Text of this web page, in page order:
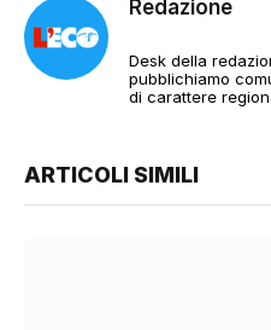
Redazione
Desk della
pubblichiamo
di carattere
ARTICOLI SIMILI